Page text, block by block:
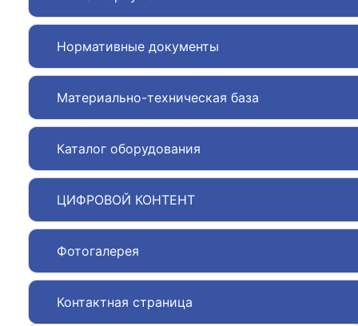
Нормативные документы
Материально-техническая база
Каталог оборудования
ЦИФРОВОЙ КОНТЕНТ
Фотогалерея
Контактная страница